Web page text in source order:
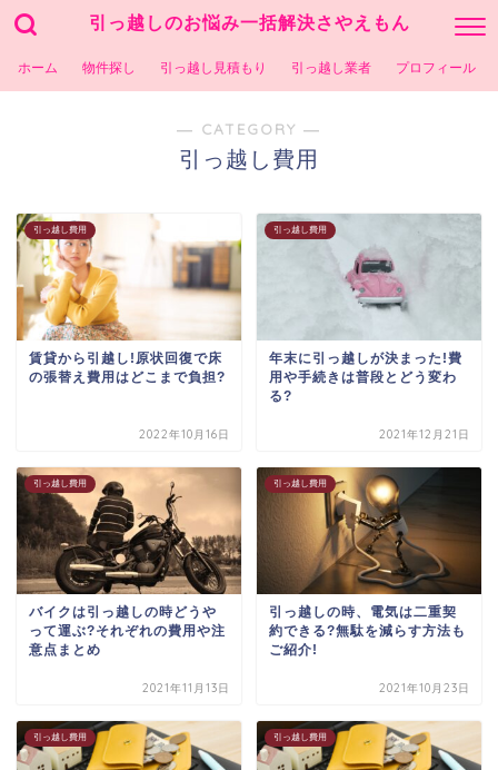
引っ越しのお悩み一括解決さやえもん
ホーム 物件探し 引っ越し見積もり 引っ越し業者 プロフィール
― CATEGORY ―
引っ越し費用
引っ越し費用
賃貸から引越し!原状回復で床
の張替え費用はどこまで負担?
2022年10月16日
引っ越し費用
年末に引っ越しが決まった!費
用や手続きは普段とどう変わ
る?
2021年12月21日
引っ越し費用
バイクは引っ越しの時どうや
って運ぶ?それぞれの費用や注
意点まとめ
2021年11月13日
引っ越し費用
引っ越しの時、電気は二重契
約できる?無駄を減らす方法も
ご紹介!
2021年10月23日
引っ越し費用 引っ越し費用